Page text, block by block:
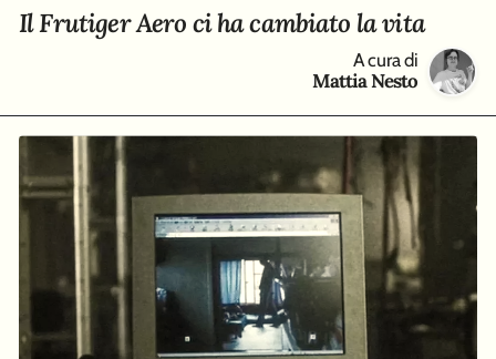
Il Frutiger Aero ci ha cambiato la vita
A cura di
Mattia Nesto